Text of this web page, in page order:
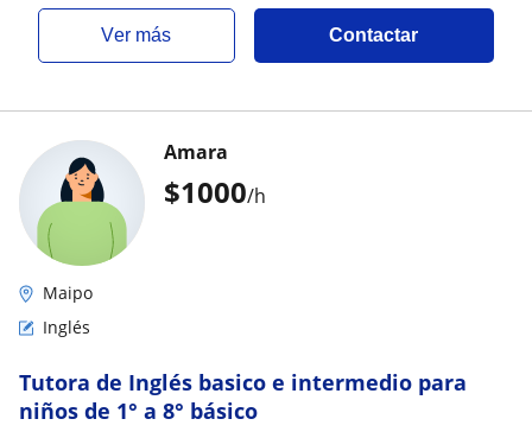
ver más Contactar
$1000/h
Amara
Maipo
Inglés
Tutora de Inglés basico e intermedio para
niños de 1° a 8° básico